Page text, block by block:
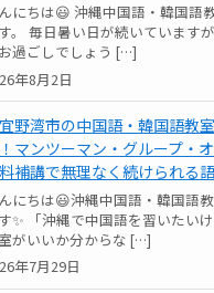
年8月2日
にちは😃 沖縄中国語・韓国語
。 毎日暑い日が続いています
過ごしでしょう […]
宜野湾市の中国語・韓国語教
マンツーマン・グループ・
補講で無理なく続けられる
年7月29日
にちは😃沖縄中国語・韓国語
✨ 「沖縄で中国語を習いたい
がいいか分からな […]